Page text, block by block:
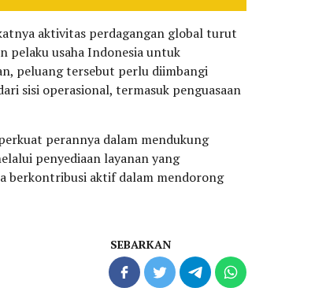
aktivitas perdagangan global turut
pelaku usaha Indonesia untuk
peluang tersebut perlu diimbangi
sisi operasional, termasuk penguasaan
perannya dalam mendukung
penyediaan layanan yang
berkontribusi aktif dalam mendorong
SEBARKAN